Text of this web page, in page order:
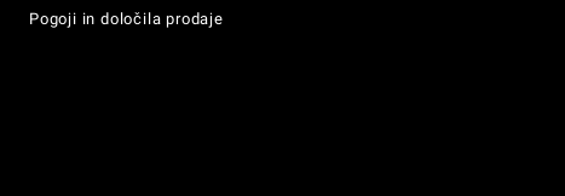
Pogoji in določila prodaje